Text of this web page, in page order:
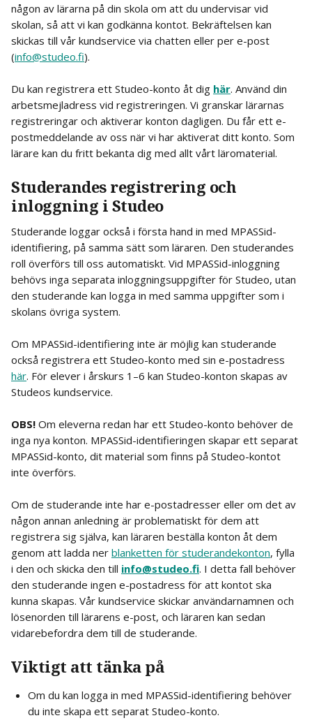
någon av lärarna på din skola om att du undervisar vid
skolan, så att vi kan godkänna kontot. Bekräftelsen kan
skickas till vår kundservice via chatten eller per e-post
(info@studeo.fi).
Du kan registrera ett Studeo-konto åt dig här. Använd din
arbetsmejladress vid registreringen. Vi granskar lärarnas
registreringar och aktiverar konton dagligen. Du får ett e-
postmeddelande av oss när vi har aktiverat ditt konto. Som
lärare kan du fritt bekanta dig med allt vårt läromaterial.
Studerandes registrering och
inloggning i Studeo
Studerande loggar också i första hand in med MPASSid-
identifiering, på samma sätt som läraren. Den studerandes
roll överförs till oss automatiskt. Vid MPASSid-inloggning
behövs inga separata inloggningsuppgifter för Studeo, utan
den studerande kan logga in med samma uppgifter som i
skolans övriga system.
Om MPASSid-identifiering inte är möjlig kan studerande
också registrera ett Studeo-konto med sin e-postadress
här. För elever i årskurs 1–6 kan Studeo-konton skapas av
Studeos kundservice.
OBS! Om eleverna redan har ett Studeo-konto behöver de
inga nya konton. MPASSid-identifieringen skapar ett separat
MPASSid-konto, dit material som finns på Studeo-kontot
inte överförs.
Om de studerande inte har e-postadresser eller om det av
någon annan anledning är problematiskt för dem att
registrera sig själva, kan läraren beställa konton åt dem
genom att ladda ner blanketten för studerandekonton, fylla
i den och skicka den till info@studeo.fi. I detta fall behöver
den studerande ingen e-postadress för att kontot ska
kunna skapas. Vår kundservice skickar användarnamnen och
lösenorden till lärarens e-post, och läraren kan sedan
vidarebefordra dem till de studerande.
Viktigt att tänka på
Om du kan logga in med MPASSid-identifiering behöver
du inte skapa ett separat Studeo-konto.